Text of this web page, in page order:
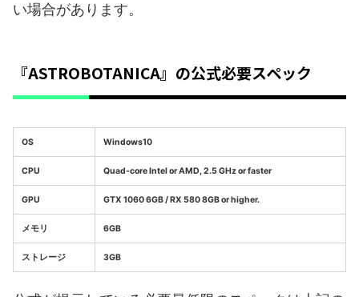
い場合があります。
『ASTROBOTANICA』の公式必要スペック
OS Windows10
CPU Quad-core Intel or AMD, 2.5 GHz or faster
GPU GTX 1060 6GB / RX 580 8GB or higher.
メモリ 6GB
ストレージ 3GB